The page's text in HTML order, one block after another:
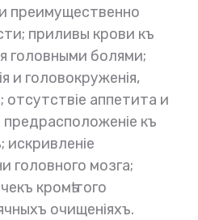
и преимущественно
приливы крови къ
головными болями;
и головокруженія,
отсутствіе аппетита и
къ
искривленіе
головного мозга;
кромѣ того
очищеніяхъ.